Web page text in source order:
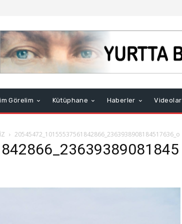
Görelim Kütüphane Haberler Videolar
20545472_10155537561842866_2363938908184517636_o